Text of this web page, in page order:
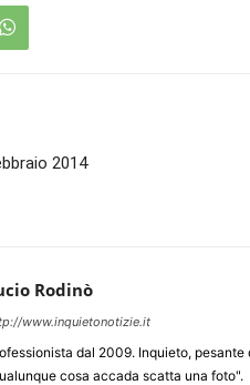
2014
Rodinò
www.inquietonotizie.it
dal 2009. Inquieto,
cosa accada scatta una foto".